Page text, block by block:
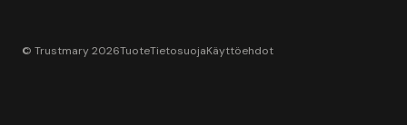
© Trustmary 2026TuoteTietosuojaKäyttöehdot